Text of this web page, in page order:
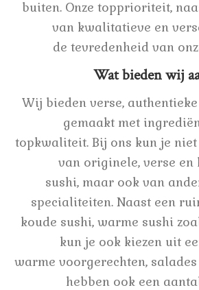
buiten. Onze topprioriteit,
van kwalitatieve en
de tevredenheid van
Wat bieden wij
Wij bieden verse,
gemaakt met
topkwaliteit. Bij ons kun je
van originele, verse en
sushi, maar ook van
specialiteiten. Naast een
koude sushi, warme sushi
kun je ook kiezen uit
warme voorgerechten,
hebben ook een